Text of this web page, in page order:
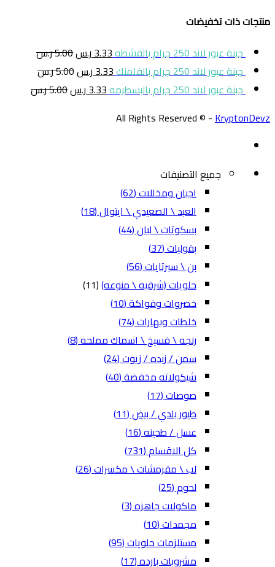
منتجات ذات تخفيضات
جبنة عبور لاند 250 جرام بالقشطه
3.33ر.س5.00ر.س
جبنة عبور لاند 250 جرام بالفلمنك
3.33ر.س5.00ر.س
جبنة عبور لاند 250 جرام بالبسطرمه
3.33ر.س5.00ر.س
All Rights Reserved © -KryptonDevz
جميع التصنيفات
اجبان ومخللات(62)
العبد \ الصعيدي \ ايتوال(18)
بسكوتات \ لبان(44)
بقوليات(37)
بن \ سبرتايات(56)
حلويات (شرقيه \ منوعه)(11)
خضروات وفواكة(10)
خلطات وبهارات(74)
رنجه \ فسيخ \ اسماك مملحه(8)
سمن / زبده / زيوت(24)
شيكولاته مخفضة(40)
صوصات(17)
طيور بلدي / بيض(11)
عسل / طحينه(16)
كل الاقسام(731)
لب \ مقرمشات \ مكسرات(26)
لحوم(25)
ماكولات جاهزه(3)
مجمدات(10)
مستلزمات حلويات(95)
مشروبات بارده(17)